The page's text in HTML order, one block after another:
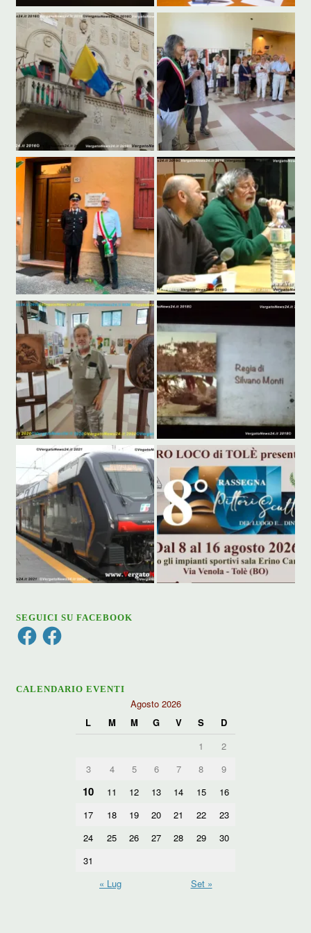
SEGUICI SU FACEBOOK
FacebookFacebook
CALENDARIO EVENTI
Agosto 2026
L
M M G V S
D
1
2
3
4 5 6 7 8 9
10 11 12 13 14 15
16
17
18 19 20 21 22
23
24
25 26 27 28 29
30
31
« Lug
Set »